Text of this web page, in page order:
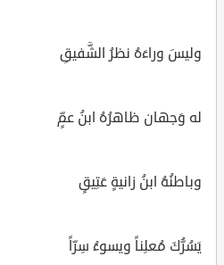
وليسَ وراءَهُ نظرُ الشَّفيقِ
له وَجهان ظاهرُهُ ابنُ عمٍّ
وباطنُهُ ابنُ زانيةٍ عَتِيقٍ
يَسُرُّكَ مُعلِناً ويسوءُ سِرّاً